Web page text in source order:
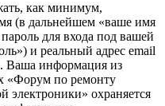
как минимум,
(в дальнейшем «ваше имя
для входа под вашей
и реальный адрес email
Ваша информация из
«Форум по ремонту
электроники» охраняется